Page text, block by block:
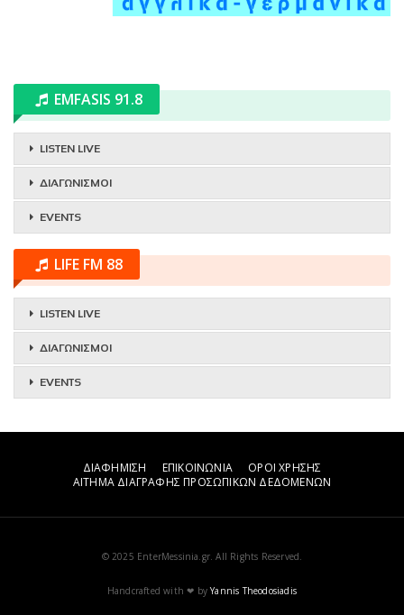
EMFASIS 91.8
LISTEN LIVE
ΔΙΑΓΩΝΙΣΜΟΙ
EVENTS
LIFE FM 88
LISTEN LIVE
ΔΙΑΓΩΝΙΣΜΟΙ
EVENTS
ΔΙΑΦΗΜΙΣΗ ΕΠΙΚΟΙΝΩΝΙΑ
ΟΡΟΙ ΧΡΗΣΗΣ
ΑΙΤΗΜΑ ΔΙΑΓΡΑΦΗΣ ΠΡΟΣΩΠΙΚΩΝ ΔΕΔΟΜΕΝΩΝ
© 2025 EnterMessinia.gr. All Rights Reserved.
Handcrafted with ❤ byYannis Theodosiadis